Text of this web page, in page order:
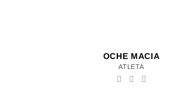
OCHE MACIA
ATLETA